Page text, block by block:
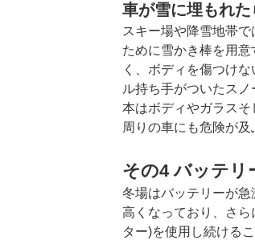
車が雪に埋もれた
スキー場や降雪地帯
ために雪かき棒を用
く、ボディを傷つけ
ル持ち手がついたス
本はボディやガラス
周りの車にも危険が
その4 バッテリ
冬場はバッテリーが
高くなっており、さ
ター)を使用し続ける